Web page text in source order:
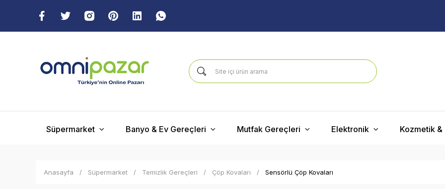
Süpermarket Banyo & Ev Gereçleri Mutfak Gereçleri Elektronik Kozmetik &
Anasayfa Süpermarket Temizlik Gereçleri Çöp Kovaları Sensörlü Çöp Kovaları